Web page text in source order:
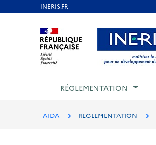
Aller au contenu Aller au menu
RÉGLEMENTATION
AIDA REGLEMENTATION